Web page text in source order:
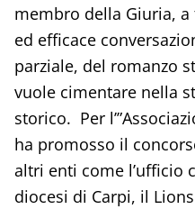
membro della Giuria,
ed efficace
parziale, del romanzo
vuole cimentare nella
storico. Per
ha promosso il
altri enti come l’ufficio
diocesi di Carpi, il